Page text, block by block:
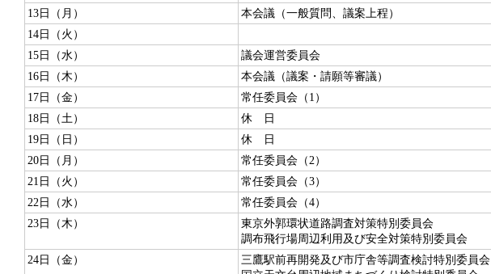
13日（月）
本会議（一般質問、議案上程）
14日（火）
15日（水）
議会運営委員会
16日（木）
本会議（議案・請願等審議）
17日（金）
常任委員会（1）
18日（土）
休 日
19日（日）
休 日
20日（月）
常任委員会（2）
21日（火）
常任委員会（3）
22日（水）
常任委員会（4）
23日（木）
東京外郭環状道路調査対策特別委員会
調布飛行場周辺利用及び安全対策特別委員会
24日（金）
三鷹駅前再開発及び市庁舎等調査検討特別委員会